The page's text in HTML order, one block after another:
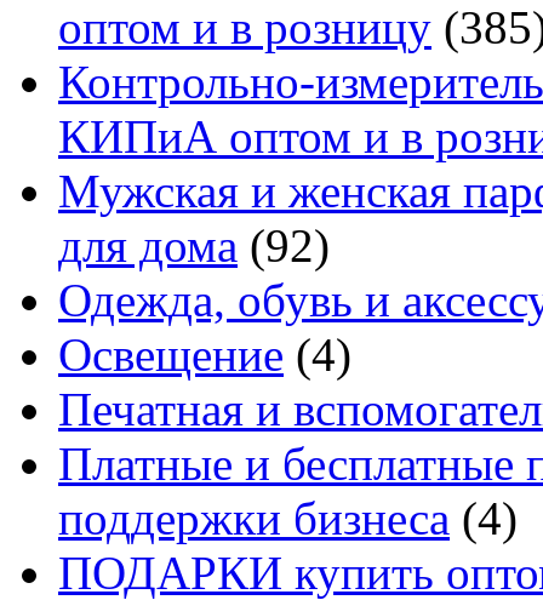
оптом и в розницу
Контрольно-
КИПиА оптом и в
Мужская и женская
для дома (92)
Одежда, обувь и
Освещение (4)
Печатная и
Платные и бесплатные
поддержки бизнеса (4)
ПОДАРКИ купить